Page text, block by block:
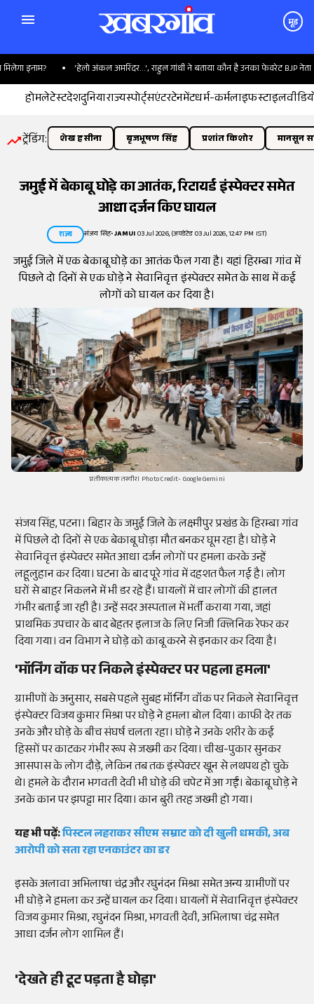
मूड
इनाम? 'हेलो अंकल अमरिंदर...', राहुल गांधी ने बताया कौन है उनका फेवरेट BJP नेता
होमलेटेस्टदेशदुनियाराज्यस्पोर्ट्सएंटरटेनमेंटधर्म-कर्मलाइफस्टाइल
ट्रेंडिंग: शेख हसीना बृजभूषण सिंह प्रशांत किशोर मानसून
जमुई में बेकाबू घोड़े का आतंक, रिटायर्ड इंस्पेक्टर समेत
आधा दर्जन किए घायल
राज्य संजय सिंह•JAMUI03 Jul 2026, (अपडेटेड 03 Jul 2026, 12:47 PM IST)
जमुई जिले में एक बेकाबू घोड़े का आतंक फैल गया है। यहां हिरम्बा गांव में
पिछले दो दिनों से एक घोड़े ने सेवानिवृत्त इंस्पेक्टर समेत के साथ में कई
लोगों को घायल कर दिया है।
प्रतीकात्मक तस्वीर। Photo Credit- Google Gemini
संजय सिंह, पटना। बिहार के जमुई जिले के लक्ष्मीपुर प्रखंड के हिरम्बा गांव
में पिछले दो दिनों से एक बेकाबू घोड़ा मौत बनकर घूम रहा है। घोड़े ने
सेवानिवृत्त इंस्पेक्टर समेत आधा दर्जन लोगों पर हमला करके उन्हें
लहूलुहान कर दिया। घटना के बाद पूरे गांव में दहशत फैल गई है। लोग
घरों से बाहर निकलने में भी डर रहे हैं। घायलों में चार लोगों की हालत
गंभीर बताई जा रही है। उन्हें सदर अस्पताल में भर्ती कराया गया, जहां
प्राथमिक उपचार के बाद बेहतर इलाज के लिए निजी क्लिनिक रेफर कर
दिया गया। वन विभाग ने घोड़े को काबू करने से इनकार कर दिया है।
'मॉर्निंग वॉक पर निकले इंस्पेक्टर पर पहला हमला'
ग्रामीणों के अनुसार, सबसे पहले सुबह मॉर्निंग वॉक पर निकले सेवानिवृत्त
इंस्पेक्टर विजय कुमार मिश्रा पर घोड़े ने हमला बोल दिया। काफी देर तक
उनके और घोड़े के बीच संघर्ष चलता रहा। घोड़े ने उनके शरीर के कई
हिस्सों पर काटकर गंभीर रूप से जख्मी कर दिया। चीख-पुकार सुनकर
आसपास के लोग दौड़े, लेकिन तब तक इंस्पेक्टर खून से लथपथ हो चुके
थे। हमले के दौरान भगवती देवी भी घोड़े की चपेट में आ गईं। बेकाबू घोड़े ने
उनके कान पर झपट्टा मार दिया। कान बुरी तरह जख्मी हो गया।
यह भी पढ़ें:पिस्टल लहराकर सीएम सम्राट को दी खुली धमकी, अब
आरोपी को सता रहा एनकाउंटर का डर
इसके अलावा अभिलाषा चंद्र और रघुनंदन मिश्रा समेत अन्य ग्रामीणों पर
भी घोड़े ने हमला कर उन्हें घायल कर दिया। घायलों में सेवानिवृत्त इंस्पेक्टर
विजय कुमार मिश्रा, रघुनंदन मिश्रा, भगवती देवी, अभिलाषा चंद्र समेत
आधा दर्जन लोग शामिल हैं।
'देखते ही टूट पड़ता है घोड़ा'